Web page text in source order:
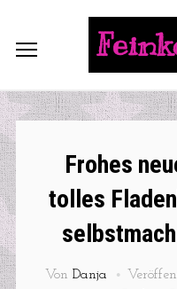
Frohes
tolles
Von Danja